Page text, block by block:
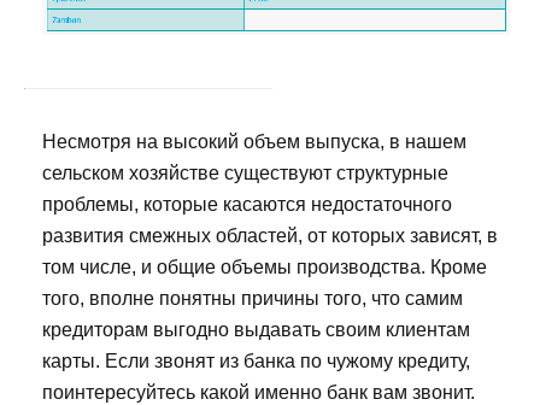
Несмотря на высокий объем выпуска, в нашем
сельском хозяйстве существуют структурные
проблемы, которые касаются недостаточного
развития смежных областей, от которых зависят, в
том числе, и общие объемы производства. Кроме
того, вполне понятны причины того, что самим
кредиторам выгодно выдавать своим клиентам
карты. Если звонят из банка по чужому кредиту,
поинтересуйтесь какой именно банк вам звонит.